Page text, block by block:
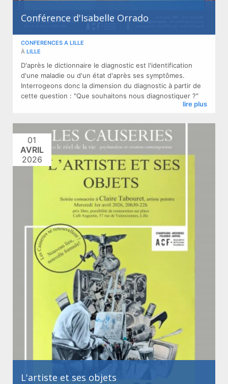
Conférence d'Isabelle Orrado
CONFERENCES A LILLE
À LILLE
D'après le dictionnaire le diagnostic est l'identification
d'une maladie ou d'un état d'après ses symptômes.
Interrogeons donc la dimension du diagnostic à partir de
cette question : "Que souhaitons nous diagnostiquer ?"
lire plus
01
AVRIL
2026
L'artiste et ses objets